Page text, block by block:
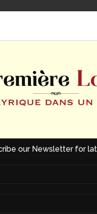
our Newsletter for